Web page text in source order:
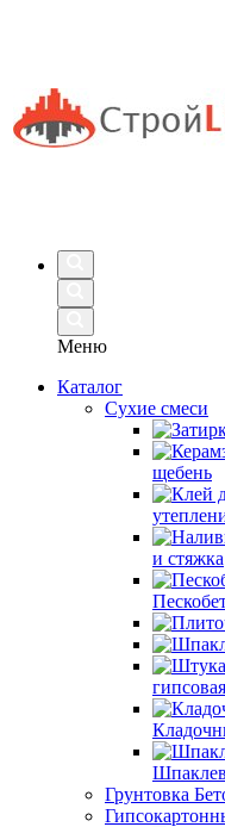
Меню
Каталог
Сухие смеси
щебень
и стяжка
гипсовая
Грунтовка